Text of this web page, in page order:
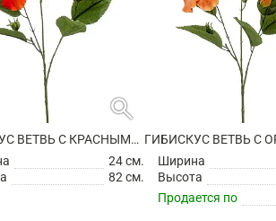
search
ГИБИСКУС ВЕТВЬ С КРАСНЫМИ ЦВЕТАМИ ИСКУССТВЕННЫЙ
24 см.
82 см.
Ширина
Высота
Продается по